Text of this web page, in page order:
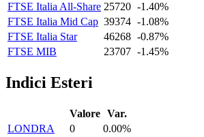
FTSE Italia All-Share 25720 -1.40%
FTSE Italia Mid Cap 39374 -1.08%
FTSE Italia Star
46268 -0.87%
FTSE MIB
23707 -1.45%
Indici Esteri
Valore Var.
LONDRA
0
0.00%